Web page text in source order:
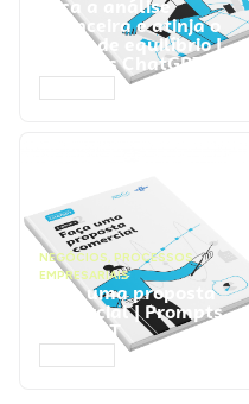
Faça a análise
financeira e atinja o
ponto de equilíbrio |
Prompts ChatGPT
NEGÓCIOS, PROCESSOS
EMPRESARIAIS
Faça uma proposta
comercial | Prompts
ChatGPT